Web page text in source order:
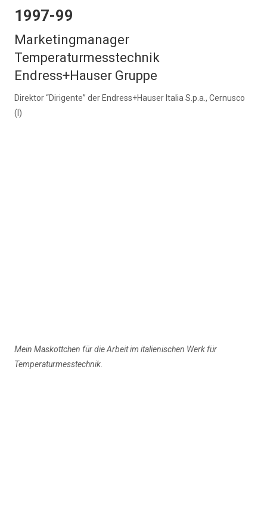
1997-99
Marketingmanager
Temperaturmesstechnik
Endress+Hauser Gruppe
Direktor “Dirigente” der Endress+Hauser Italia S.p.a., Cernusco
(I)
Mein Maskottchen für die Arbeit im italienischen Werk für
Temperaturmesstechnik.